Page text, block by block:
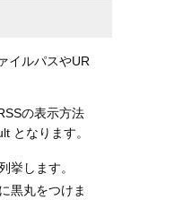
イルパスやUR
の表示方法
となります。
挙します。
黒丸をつけま